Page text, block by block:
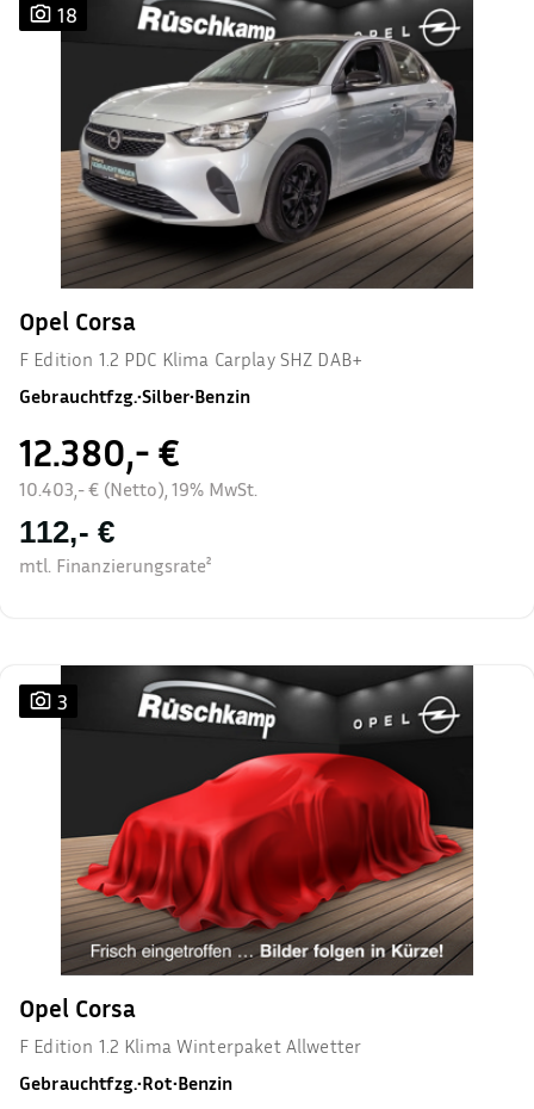
18
Opel Corsa
F Edition 1.2 PDC Klima Carplay SHZ DAB+
Gebrauchtfzg.•Silber•Benzin
12.380,- €
10.403,- € (Netto), 19% MwSt.
112,- €
mtl. Finanzierungsrate²
3
Opel Corsa
F Edition 1.2 Klima Winterpaket Allwetter
Gebrauchtfzg.•Rot•Benzin